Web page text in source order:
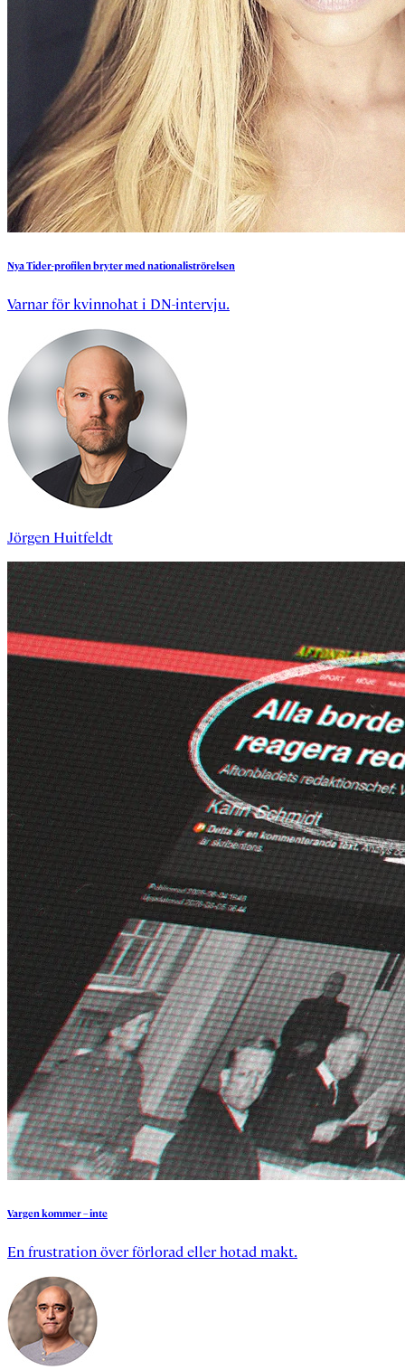
NyaTider-profilenbrytermed nationaliströrelsen
Varnar för kvinnohat i DN-intervju.
Jörgen Huitfeldt
Vargenkommer–inte
En frustration över förlorad eller hotad makt.